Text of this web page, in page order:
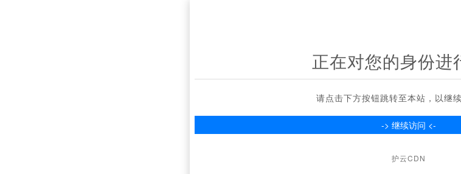
正在对您的身份进
请点击下方按钮跳转至本站，以继
护云CDN